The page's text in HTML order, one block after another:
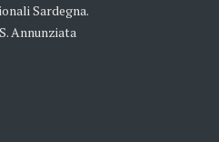
Sardegna.
Annunziata